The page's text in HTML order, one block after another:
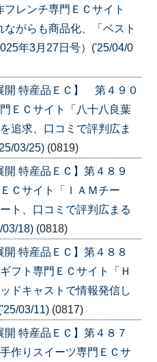
レンチ専門ＥＣサイト
ながらも商品化、「ベスト
年3月27日号）('25/04/0
開 特産品ＥＣ】 第４９０
ＥＣサイト「八十八良葉
追求、口コミで評判広ま
03/25) (0819)
開 特産品ＥＣ】第４８９
Ｃサイト「ＩＡＭチー
ト、口コミで評判広まる
03/18) (0818)
開 特産品ＥＣ】第４８８
フト専門ＥＣサイト「Ｈ
ドキャストで情報発信し
03/11) (0817)
開 特産品ＥＣ】第４８７
作りスイーツ専門ＥＣサ